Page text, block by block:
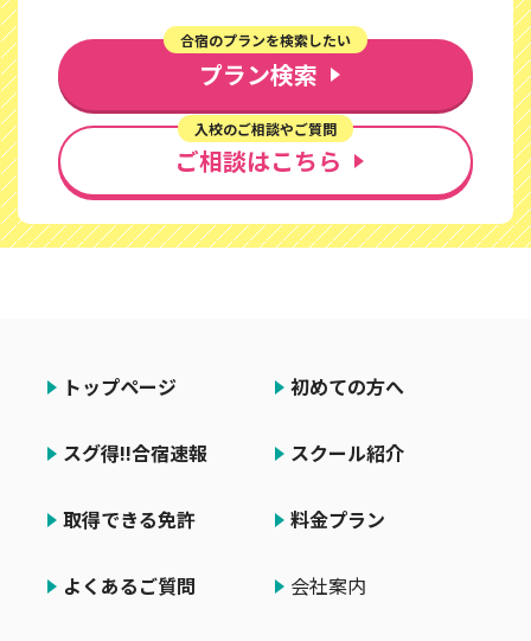
プラン検索
合宿のプランを検索したい
ご相談はこちら
入校のご相談やご質問
トップページ 初めての方へ
スグ得!!合宿速報 スクール紹介
取得できる免許 料金プラン
よくあるご質問 会社案内